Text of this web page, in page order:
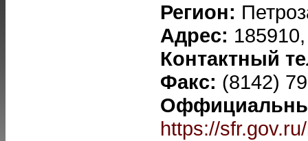
Регион:
Адрес:
Контактный
Факс: (8142)
https://